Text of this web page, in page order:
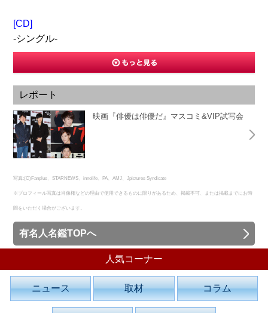
[CD]
-シングル-
レポート
映画『俳優は俳優だ』マスコミ&VIP試写会
写真:(C)Fanplus、STARNEWS、innolife、PA、AMJ、Jpictures Syndicate
※プロフィール写真は肖像権などの理由で使用できるものに限りがあるため、掲載不可、または掲載までにお時
間をいただく場合がございます。
有名人名鑑TOPへ
人気コーナー
ニュース 取材 コラム